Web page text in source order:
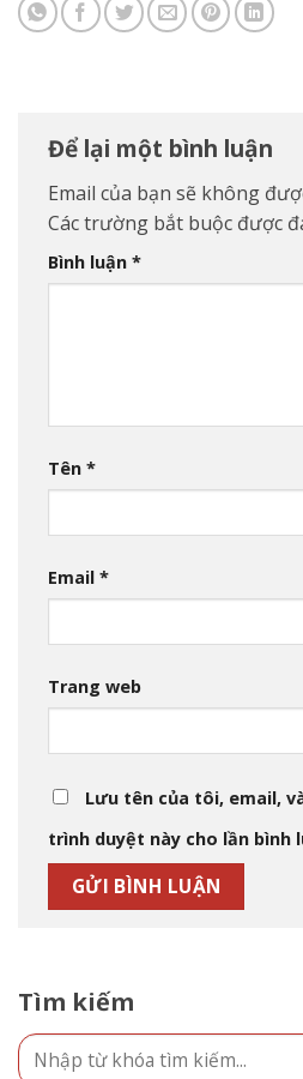
Để lại một bình luận
Email của bạn sẽ không
Các trường bắt buộc được
Bình luận *
Tên *
Email *
Trang web
Lưu tên của tôi, email,
trình duyệt này cho lần bình
Tìm kiếm